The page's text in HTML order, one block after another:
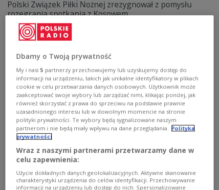
Polski Związek Piłki Nożnej zrezygnował z pomysłu
rozegrania spotkania z Kosowem.
Zobacz więcej na temat:
reprezentacja Polski
reprezentacja Kosowa
Ukraińcy mogą mieć nowego trenera.
Prowadził polski klub
Dbamy o Twoją prywatność
My i nasi5 partnerzy przechowujemy lub uzyskujemy dostęp do
informacji na urządzeniu, takich jak unikalne identyfikatory w plikach
cookie w celu przetwarzania danych osobowych. Użytkownik może
zaakceptować swoje wybory lub zarządzać nimi, klikając poniżej, jak
również skorzystać z prawa do sprzeciwu na podstawie prawnie
uzasadnionego interesu lub w dowolnym momencie na stronie
polityki prywatności. Te wybory będą sygnalizowane naszym
partnerom i nie będą miały wpływu na dane przeglądania.
Polityka
prywatności
Wraz z naszymi partnerami przetwarzamy dane w
celu zapewnienia:
Użycie dokładnych danych geolokalizacyjnych. Aktywne skanowanie
charakterystyki urządzenia do celów identyfikacji. Przechowywanie
informacji na urządzeniu lub dostęp do nich. Spersonalizowane